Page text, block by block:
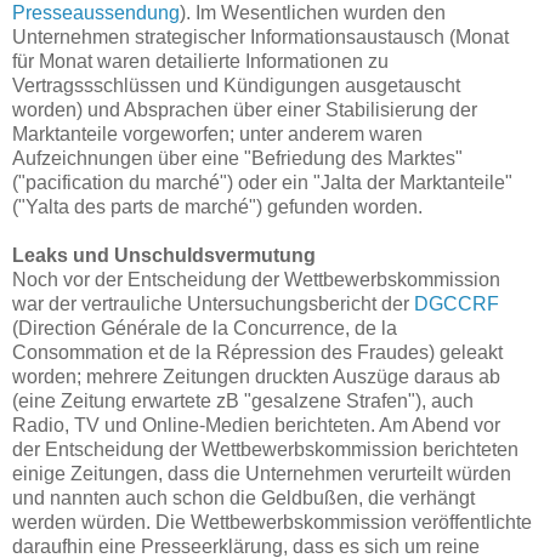
Presseaussendung). Im Wesentlichen wurden den
Unternehmen strategischer Informationsaustausch (Monat
für Monat waren detailierte Informationen zu
Vertragssschlüssen und Kündigungen ausgetauscht
worden) und Absprachen über einer Stabilisierung der
Marktanteile vorgeworfen; unter anderem waren
Aufzeichnungen über eine "Befriedung des Marktes"
("pacification du marché") oder ein "Jalta der Marktanteile"
("Yalta des parts de marché") gefunden worden.
Leaks und Unschuldsvermutung
Noch vor der Entscheidung der Wettbewerbskommission
war der vertrauliche Untersuchungsbericht der DGCCRF
(Direction Générale de la Concurrence, de la
Consommation et de la Répression des Fraudes) geleakt
worden; mehrere Zeitungen druckten Auszüge daraus ab
(eine Zeitung erwartete zB "gesalzene Strafen"), auch
Radio, TV und Online-Medien berichteten. Am Abend vor
der Entscheidung der Wettbewerbskommission berichteten
einige Zeitungen, dass die Unternehmen verurteilt würden
und nannten auch schon die Geldbußen, die verhängt
werden würden. Die Wettbewerbskommission veröffentlichte
daraufhin eine Presseerklärung, dass es sich um reine